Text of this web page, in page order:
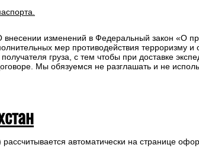
изменений в Федеральный закон «О
мер противодействия терроризму
груза, с тем чтобы при доставке
Мы обязуемся не разглашать и не
автоматически на странице